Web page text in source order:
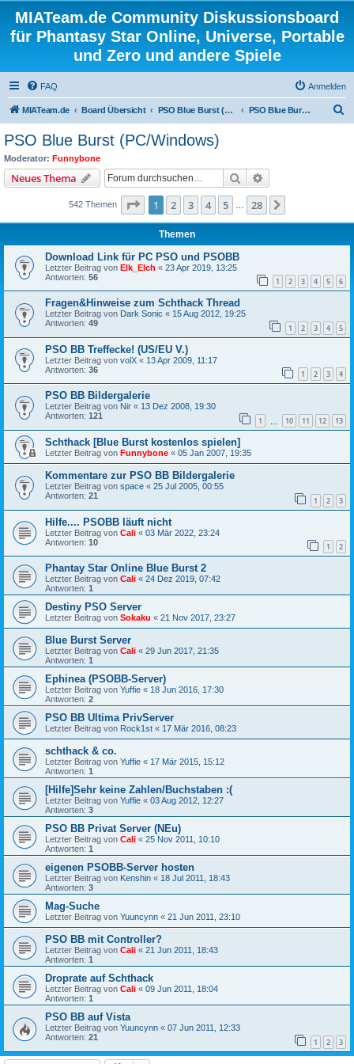
MIATeam.de Community Diskussionsboard
für Phantasy Star Online, Universe, Portable
und Zero und andere Spiele
FAQ Anmelden
MIATeam.de Board Übersicht PSO Blue Burst (PC/Windows) PSO Blue Burst (PC/Windows)
PSO Blue Burst (PC/Windows)
Moderator: Funnybone
Neues Thema Suche
542 Themen Seite 1von 28
1 2 3 4 5 28
Themen
Download Link für PC PSO und PSOBB
Letzter Beitrag von Elk_Elch « 23 Apr 2019, 13:25
Antworten: 56 1 2 3 4 5 6
Fragen&Hinweise zum Schthack Thread
Letzter Beitrag von Dark Sonic « 15 Aug 2012, 19:25
Antworten: 49 1 2 3 4 5
PSO BB Treffecke! (US/EU V.)
Letzter Beitrag von volX « 13 Apr 2009, 11:17
Antworten: 36 1 2 3 4
PSO BB Bildergalerie
Letzter Beitrag von Nir « 13 Dez 2008, 19:30
Antworten: 121 1 10 11 12 13
Schthack [Blue Burst kostenlos spielen]
Letzter Beitrag von Funnybone « 05 Jan 2007, 19:35
Kommentare zur PSO BB Bildergalerie
Letzter Beitrag von space « 25 Jul 2005, 00:55
Antworten: 21 1 2 3
Hilfe.... PSOBB läuft nicht
Letzter Beitrag von Cali « 03 Mär 2022, 23:24
Antworten: 10 1 2
Phantay Star Online Blue Burst 2
Letzter Beitrag von Cali « 24 Dez 2019, 07:42
Antworten: 1
Destiny PSO Server
Letzter Beitrag von Sokaku « 21 Nov 2017, 23:27
Blue Burst Server
Letzter Beitrag von Cali « 29 Jun 2017, 21:35
Antworten: 1
Ephinea (PSOBB-Server)
Letzter Beitrag von Yuffie « 18 Jun 2016, 17:30
Antworten: 2
PSO BB Ultima PrivServer
Letzter Beitrag von Rock1st « 17 Mär 2016, 08:23
schthack & co.
Letzter Beitrag von Yuffie « 17 Mär 2015, 15:12
Antworten: 1
[Hilfe]Sehr keine Zahlen/Buchstaben :(
Letzter Beitrag von Yuffie « 03 Aug 2012, 12:27
Antworten: 3
PSO BB Privat Server (NEu)
Letzter Beitrag von Cali « 25 Nov 2011, 10:10
Antworten: 1
eigenen PSOBB-Server hosten
Letzter Beitrag von Kenshin « 18 Jul 2011, 18:43
Antworten: 3
Mag-Suche
Letzter Beitrag von Yuuncynn « 21 Jun 2011, 23:10
PSO BB mit Controller?
Letzter Beitrag von Cali « 21 Jun 2011, 18:43
Antworten: 1
Droprate auf Schthack
Letzter Beitrag von Cali « 09 Jun 2011, 18:04
Antworten: 1
PSO BB auf Vista
Letzter Beitrag von Yuuncynn « 07 Jun 2011, 12:33
Antworten: 21 1 2 3